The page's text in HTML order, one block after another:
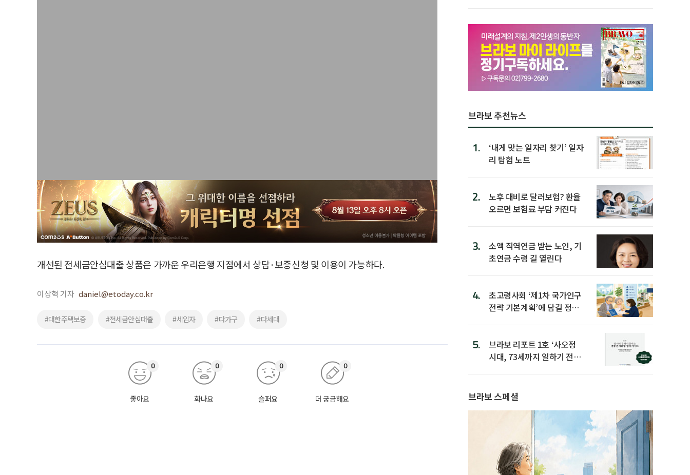
개선된 전세금안심대출 상품은 가까운 우리은행 지점에서 상담·보증신청 및 이용이 가능하다.
이상혁 기자 daniel@etoday.co.kr
#대한주택보증 #전세금안심대출 #세입자 #다가구 #다세대
좋아요
0
화나요
0
슬퍼요
0
더 궁금해요
0
브라보 추천뉴스
1.
‘내게 맞는 일자리 찾기’ 일자
리 탐험 노트
2.
노후 대비로 달러보험? 환율
오르면 보험료 부담 커진다
3.
소액 직역연금 받는 노인, 기
초연금 수령 길 열린다
4.
초고령사회 ‘제1차 국가인구
전략 기본계획’에 담길 정책
5.
브라보 리포트 1호 ‘사오정
시대, 73세까지 일하기 전략’
브라보 스페셜